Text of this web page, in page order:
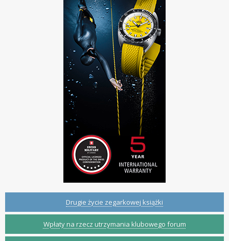
Drugie życie zegarkowej książki
Wpłaty na rzecz utrzymania klubowego forum